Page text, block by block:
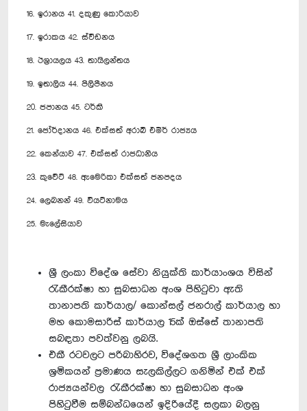
16. ඉරානය 41. දකුණු කොරියාව
17. ඉරාකය 42. ස්වීඩනය
18. ඊශ්‍රායලය 43. තායිලන්තය
19. ඉතාලිය 44. පිලිපීනය
20. ජපානය 45. ටර්කි
21. ජෝර්දානය 46. එක්සත් අරාබි එමීර් රාජ්‍යය
22. කෙන්යාව 47. එක්සත් රාජධානිය
23. කුවේට් 48. ඇමෙරිකා එක්සත් ජනපදය
24. ලෙබනන් 49. වියට්නාමය
25. මැලේසියාව
ශ්‍රී ලංකා විදේශ සේවා නියුක්ති කාර්යාංශය විසින්
රැකීරක්ෂා හා සුබසාධන අංශ පිහිටුවා ඇති
තානාපති කාර්යාල/ කොන්සල් ජනරාල් කාර්යාල හා
මහ කොමසාරිස් කාර්යාල 15ක් ඔස්සේ තානාපති
සබඳතා පවත්වනු ලබයි.
එකී රටවලට පරිබාහිරව, විදේශගත ශ්‍රී ලාංකික
ශ්‍රමිකයන් ප්‍රමාණය සැලකිල්ලට ගනිමින් එක් එක්
රාජ්‍යයන්වල රැකීරක්ෂා හා සුබසාධන අංශ
පිහිටුවීම සම්බන්ධයෙන් ඉදිරියේදී සලකා බලනු